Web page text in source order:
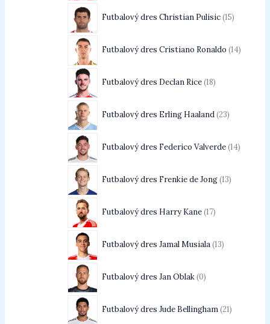
Futbalový dres Christian Pulisic 15
Futbalový dres Cristiano Ronaldo 14
Futbalový dres Declan Rice 18
Futbalový dres Erling Haaland 23
Futbalový dres Federico Valverde 14
Futbalový dres Frenkie de Jong 13
Futbalový dres Harry Kane 17
Futbalový dres Jamal Musiala 13
Futbalový dres Jan Oblak 0
Futbalový dres Jude Bellingham 21